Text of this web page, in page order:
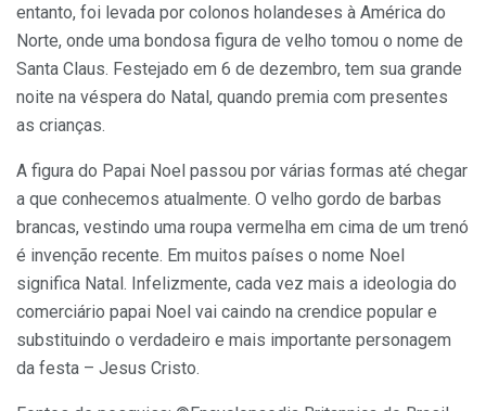
entanto, foi levada por colonos holandeses à América do
Norte, onde uma bondosa figura de velho tomou o nome de
Santa Claus. Festejado em 6 de dezembro, tem sua grande
noite na véspera do Natal, quando premia com presentes
as crianças.
A figura do Papai Noel passou por várias formas até chegar
a que conhecemos atualmente. O velho gordo de barbas
brancas, vestindo uma roupa vermelha em cima de um trenó
é invenção recente. Em muitos países o nome Noel
significa Natal. Infelizmente, cada vez mais a ideologia do
comerciário papai Noel vai caindo na crendice popular e
substituindo o verdadeiro e mais importante personagem
da festa – Jesus Cristo.